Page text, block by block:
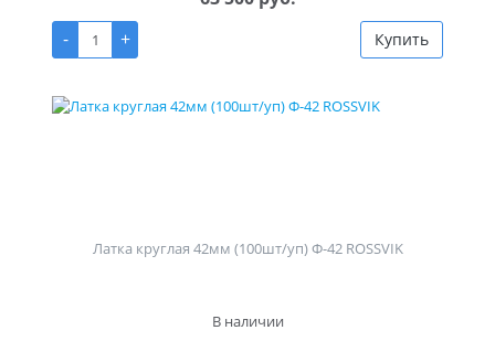
-
+ Купить
Латка круглая 42мм (100шт/уп) Ф-42 ROSSVIK
В наличии